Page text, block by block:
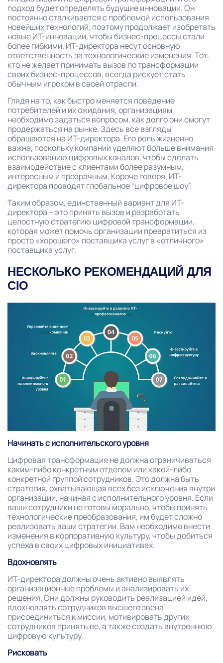
подход будет определять будущие инновации. Он
постоянно сталкивается с проблемой использования
новейших технологий, поэтому продолжает изобретать
новые ИТ-инновации, чтобы бизнес-процессы стали
более гибкими. ИТ-директора несут основную
ответственность за технологические изменения. Тот,
кто не желает принимать вызов по трансформации
своих бизнес-процессов, всегда рискует стать
обычным игроком в своей отрасли.
Глядя на то, как быстро меняется поведение
потребителей и их ожидания, организациям
необходимо задаться вопросом, как долго они смогут
продержаться на рынке. Здесь все взгляды
обращаются на ИТ-директора. Его роль жизненно
важна, поскольку компании уделяют больше внимания
использованию цифровых каналов, чтобы сделать
взаимодействие с клиентами более разумным,
интересным и прозрачным. Короче говоря, ИТ-
директора проводят глобальное “цифровое шоу”.
Таким образом, единственный вариант для ИТ-
директора – это принять вызов и разработать
целостную стратегию цифровой трансформации,
которая может помочь организации превратиться из
просто «хорошего» поставщика услуг в «отличного»
поставщика услуг.
НЕСКОЛЬКО РЕКОМЕНДАЦИЙ ДЛЯ
CIO
Начинать с исполнительского уровня
Цифровая трансформация не должна ограничиваться
каким-либо конкретным отделом или какой-либо
конкретной группой сотрудников. Это должна быть
стратегия, охватывающая всех без исключения внутри
организации, начиная с исполнительного уровня. Если
ваши сотрудники не готовы морально, чтобы принять
технологические преобразования, им будет сложно
реализовать ваши стратегии. Вам необходимо внести
изменения в корпоративную культуру, чтобы добиться
успеха в своих цифровых инициативах.
Вдохновлять
ИТ-директора должны очень активно выявлять
организационные проблемы и анализировать их
решения. Они должны руководить реализацией идей,
вдохновлять сотрудников высшего звена
присоединиться к миссии, мотивировать других
сотрудников принять ее, а также создать внутреннюю
цифровую культуру.
Рисковать